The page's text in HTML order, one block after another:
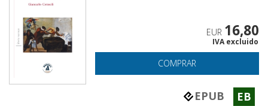
EUR 16,80
IVA excluido
COMPRAR
EPUB EB